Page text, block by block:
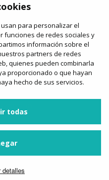
para personalizar el
funciones de redes sociales y
información sobre el
partners de redes
quienes pueden combinarla
proporcionado o que hayan
hecho de sus servicios.
todas
detalles
fondos públicos
autocares
turismo
contactar